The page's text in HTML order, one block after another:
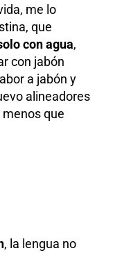
me lo
que
con agua,
con jabón
a jabón y
alineadores
que
, la lengua no